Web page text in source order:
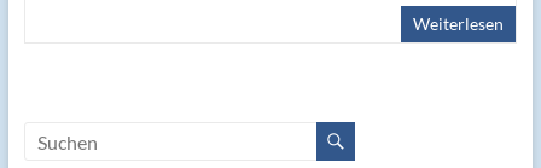
Weiterlesen